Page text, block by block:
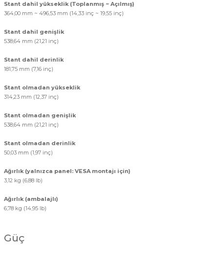
Stant dahil yükseklik (Toplanmış ~ Açılmış)
364,00 mm ~ 496,53 mm (14,33 inç ~ 19,55 inç)
Stant dahil genişlik
538,64 mm (21,21 inç)
Stant dahil derinlik
181,75 mm (7,16 inç)
Stant olmadan yükseklik
314,23 mm (12,37 inç)
Stant olmadan genişlik
538,64 mm (21,21 inç)
Stant olmadan derinlik
50,03 mm (1,97 inç)
Ağırlık (yalnızca panel: VESA montajı için)
3,12 kg (6,88 lb)
Ağırlık (ambalajlı)
6,78 kg (14,95 lb)
Güç